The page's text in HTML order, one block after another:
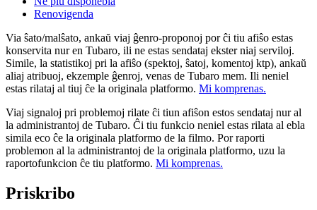
Renovigenda
Via ŝato/malŝato, ankaŭ viaj ĝenro-proponoj por ĉi tiu afiŝo estas
konservita nur en Tubaro, ili ne estas sendataj ekster niaj serviloj.
Simile, la statistikoj pri la afiŝo (spektoj, ŝatoj, komentoj ktp), ankaŭ
aliaj atribuoj, ekzemple ĝenroj, venas de Tubaro mem. Ili neniel
estas rilataj al tiuj ĉe la originala platformo. Mi komprenas.
Viaj signaloj pri problemoj rilate ĉi tiun afiŝon estos sendataj nur al
la administrantoj de Tubaro. Ĉi tiu funkcio neniel estas rilata al ebla
simila eco ĉe la originala platformo de la filmo. Por raporti
problemon al la administrantoj de la originala platformo, uzu la
raportofunkcion ĉe tiu platformo. Mi komprenas.
Priskribo